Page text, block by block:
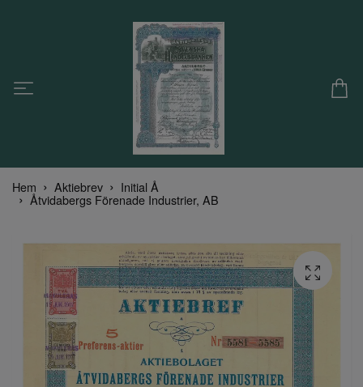
Hem Aktiebrev Initial Å
Åtvidabergs Förenade Industrier, AB